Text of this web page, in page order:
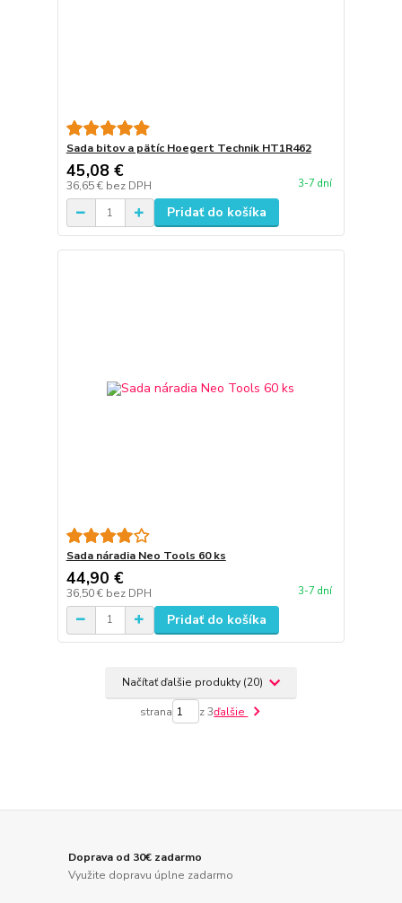
Sada bitov a pätíc Hoegert Technik HT1R462
45,08 €
36,65 € bez DPH 3-7 dní
Pridať do košíka
Sada náradia Neo Tools 60 ks
44,90 €
36,50 € bez DPH 3-7 dní
Pridať do košíka
Načítať ďalšie produkty (20)
strana z 3ďalšie
Doprava od 30€ zadarmo
Využite dopravu úplne zadarmo